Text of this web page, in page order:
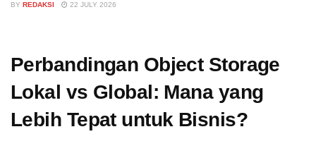
BY REDAKSI 22 JULY 2026
Perbandingan Object Storage
Lokal vs Global: Mana yang
Lebih Tepat untuk Bisnis?